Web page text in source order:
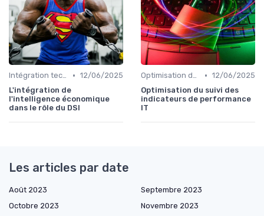
Intégration technologique • 12/06/2025
L'intégration de
l'intelligence économique
dans le rôle du DSI
Optimisation des infrastructures IT • 12/06/2025
Optimisation du suivi des
indicateurs de performance
IT
Les articles par date
Août 2023
Septembre 2023
Octobre 2023
Novembre 2023